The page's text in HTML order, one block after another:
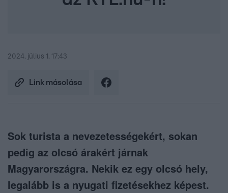
2024. július 1. 17:43
Link másolása
Sok turista a nevezetességekért, sokan
pedig az olcsó árakért járnak
Magyarországra. Nekik ez egy olcsó hely,
legalább is a nyugati fizetésekhez képest.